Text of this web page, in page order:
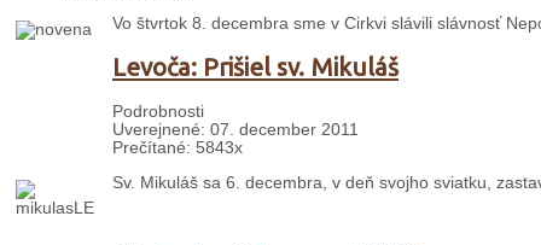
Vo štvrtok 8. decembra sme v Cirkvi slávili slávnosť
Levoča: Prišiel sv. Mikuláš
Podrobnosti
Uverejnené: 07. december 2011
Prečítané: 5843x
Sv. Mikuláš sa 6. decembra, v deň svojho sviatku,